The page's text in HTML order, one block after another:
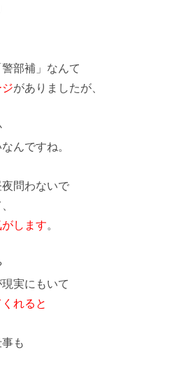
部補」 なんて
がありましたが、
んですね。
問わないで
します。
実にもいて
れると
も